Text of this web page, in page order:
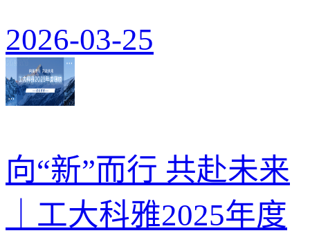
2026-03-25
向“新”而行 共赴未来
｜工大科雅2025年度